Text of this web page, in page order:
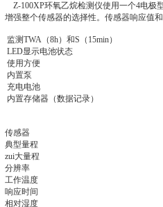
Z-100XP环氧乙烷检测仪使用一个4电极
增强整个传感器的选择性。传感器响应值
监测TWA（8h）和S（15min）
LED显示电池状态
使用方便
内置泵
充电电池
内置存储器（数据记录）
传感器
典型量程
zui大量程
分辨率
工作温度
响应时间
相对湿度